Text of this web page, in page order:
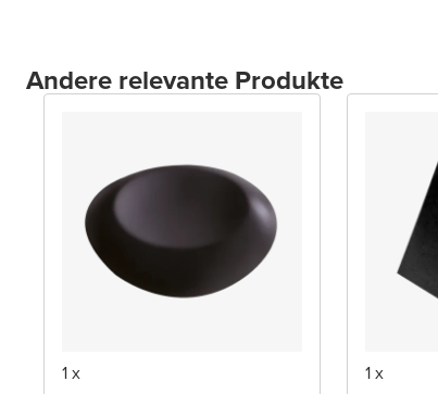
Andere relevante Produkte
1 x
1 x